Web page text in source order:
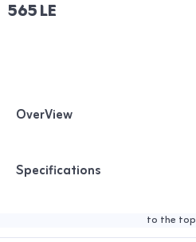
565 LE
OverView
Specifications
to the top